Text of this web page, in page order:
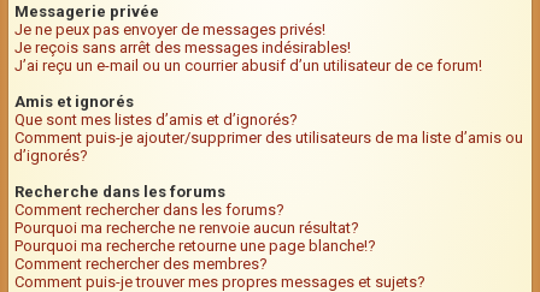
Messagerie privée
Je ne peux pas envoyer de messages privés!
Je reçois sans arrêt des messages indésirables!
J’ai reçu un e-mail ou un courrier abusif d’un utilisateur de ce forum!
Amis et ignorés
Que sont mes listes d’amis et d’ignorés?
Comment puis-je ajouter/supprimer des utilisateurs de ma liste d’amis ou
d’ignorés?
Recherche dans les forums
Comment rechercher dans les forums?
Pourquoi ma recherche ne renvoie aucun résultat?
Pourquoi ma recherche retourne une page blanche!?
Comment rechercher des membres?
Comment puis-je trouver mes propres messages et sujets?